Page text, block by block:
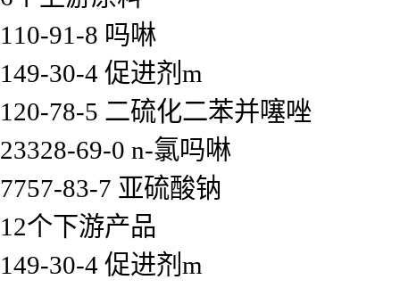
110-91-8 吗啉
149-30-4 促进剂m
120-78-5 二硫化二苯并噻唑
23328-69-0 n-氯吗啉
7757-83-7 亚硫酸钠
12个下游产品
149-30-4 促进剂m